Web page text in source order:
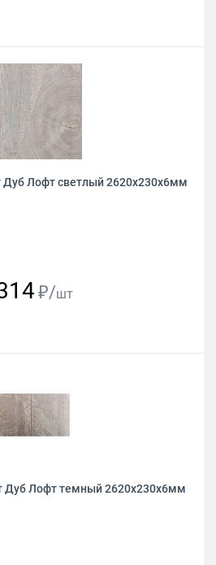
Лофт светлый 2620х230х6мм
₽/шт
Лофт темный 2620х230х6мм